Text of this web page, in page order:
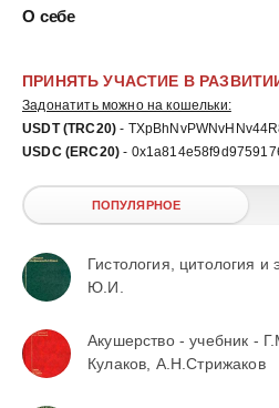
О себе
ПРИНЯТЬ УЧАСТИЕ В
Задонатить можно на кошельки:
USDT (TRC20) -
USDC (ERC20) -
ПОПУЛЯРНОЕ
Гистология, цитология
Ю.И.
Акушерство - учебник -
Кулаков, А.Н.Стрижаков